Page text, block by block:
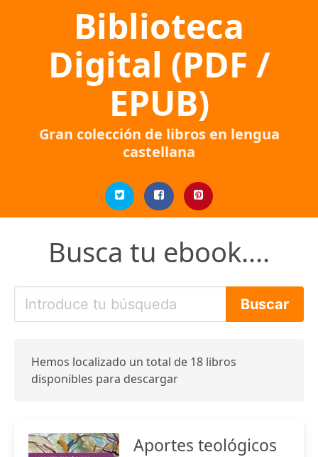
Biblioteca
Digital (PDF /
EPUB)
Gran colección de libros en lengua
castellana
Busca tu ebook....
Hemos localizado un total de 18 libros
disponibles para descargar
Aportes teológicos